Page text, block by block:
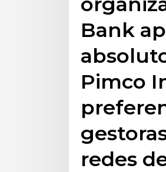
Bank
Pimco
redes